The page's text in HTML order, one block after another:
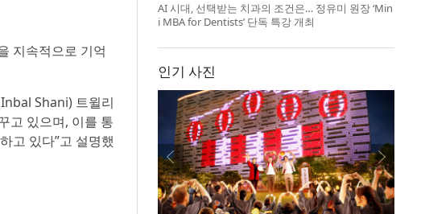
지속적으로 기억
Shani) 트윌리
고 있으며, 이를 통
고 있다”고 설명했
AI 시대, 선택받는 치과의 조건은… 정유미 원장 ‘Min
i MBA for Dentists’ 단독 특강 개최
인기 사진